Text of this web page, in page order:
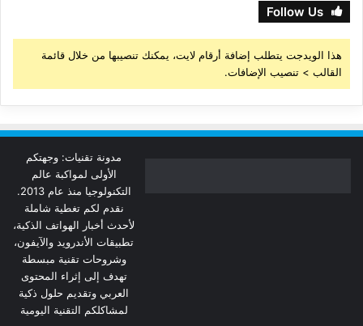
Follow Us
هذا الويدجت يتطلب إضافة أرقام لايت، يمكنك تنصيبها من خلال قائمة
القالب > تنصيب الإضافات.
مدونة تقنيات: وجهتكم
الأولى لمواكبة عالم
التكنولوجيا منذ عام 2013.
نقدم لكم تغطية شاملة
لأحدث أخبار الهواتف الذكية،
تطبيقات الأندرويد والآيفون،
وشروحات تقنية مبسطة
تهدف إلى إثراء المحتوى
العربي وتقديم حلول ذكية
لمشاكلكم التقنية اليومية